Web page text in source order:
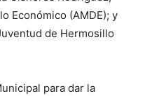
Económico (AMDE); y
de Hermosillo
para dar la